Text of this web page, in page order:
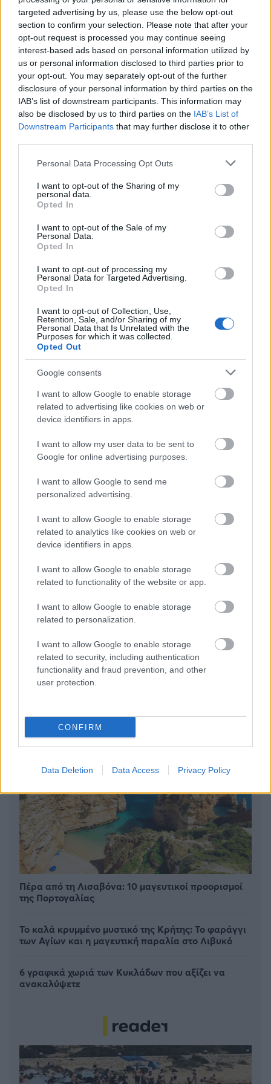
targeted advertising by us, please use the below opt-out
section to confirm your selection. Please note that after your
opt-out request is processed you may continue seeing
interest-based ads based on personal information utilized by
us or personal information disclosed to third parties prior to
your opt-out. You may separately opt-out of the further
disclosure of your personal information by third parties on the
IAB’s list of downstream participants. This information may
also be disclosed by us to third parties on the IAB’s List of
Downstream Participants that may further disclose it to other
Please note that this website/app uses one or more Google
not limited to your visit or usage behaviour. You may click to
grant or deny consent to Google and its third-party tags to
use your data for below specified purposes in below Google
consent section.
Personal Data Processing Opt Outs
I want to opt-out of the Sharing of my
personal data.
Opted In
I want to opt-out of the Sale of my
Personal Data.
Opted In
I want to opt-out of processing my
Personal Data for Targeted Advertising.
Opted In
I want to opt-out of Collection, Use,
Retention, Sale, and/or Sharing of my
Personal Data that Is Unrelated with the
Purposes for which it was collected.
Opted Out
Google consents
I want to allow Google to enable storage
related to advertising like cookies on web or
device identifiers in apps.
I want to allow my user data to be sent to
Google for online advertising purposes.
I want to allow Google to send me
personalized advertising.
I want to allow Google to enable storage
related to analytics like cookies on web or
device identifiers in apps.
I want to allow Google to enable storage
related to functionality of the website or app.
I want to allow Google to enable storage
related to personalization.
I want to allow Google to enable storage
related to security, including authentication
functionality and fraud prevention, and other
user protection.
CONFIRM
Data Deletion Data Access Privacy Policy
που υπερασπίζεται την τουρκική φανέλα, μετά την
πρώτη του θητεία (2017 έως 2019).
@Photo credits:INTIME
Διάβασε όλα τατελευταία νέατης αθλητικής
επικαιρότητας. Μάθε για όλους τουςlive αγώνες σήμερα
εβδομάδας μέσα από το υπερπλήρες Πρόγραμμα TV του
Gazzetta. Ακολούθησέ μας και στο
Γιασικεβίτσιους: «Καλοκαίρι και Ελλάδα, ο τέλειος
συνδυασμός»
EuroLeague: Πότε και πού θα γίνει το Super Cup
Super Cup EuroLeague: Κρίσιμες αποφάσεις για την
έδρα μέχρι την Παρασκευή
Για να προσθέσεις το σχόλιο
σου πρέπει να συνδεθείς
στο my gazzetta!
Εγγραφή Σύνδεση
Συνδέσου και κάνε το πρώτο σχόλιο...
BEST OFINTERNET
Πέρα από τη Λισαβόνα: 10 μαγευτικοί προορισμοί
της Πορτογαλίας
Το καλά κρυμμένο μυστικό της Κρήτης: Το φαράγγι
των Αγίων και η μαγευτική παραλία στο Λιβυκό
6 γραφικά χωριά των Κυκλάδων που αξίζει να
ανακαλύψετε